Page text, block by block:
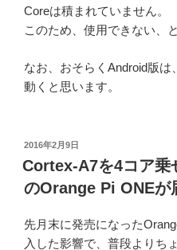
Coreは積まれていません。
このため、使用できない、
なお、おそらくAndroid版
動くと思います。
投
稿
日:
2016年2月9日
Cortex-A7を4コア乗
のOrange Pi ONEが
先月末に発売になった
入した影響で、普段よりち